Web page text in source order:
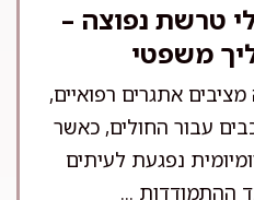
טרשת נפוצה –
משפטי
אתגרים רפואיים,
עבור החולים, כאשר
נפגעת לעיתים
ההתמודדות ...